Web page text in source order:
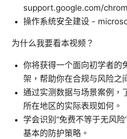
support.google.com/
操作系统安全建设 -
为什么我要看本视频？
你将获得一个面向初学者的
架，帮助你在合规与风险之
通过实测数据与场景案例，
所在地区的实际表现如何。
学会识别“免费不等于无风
基本的防护策略。